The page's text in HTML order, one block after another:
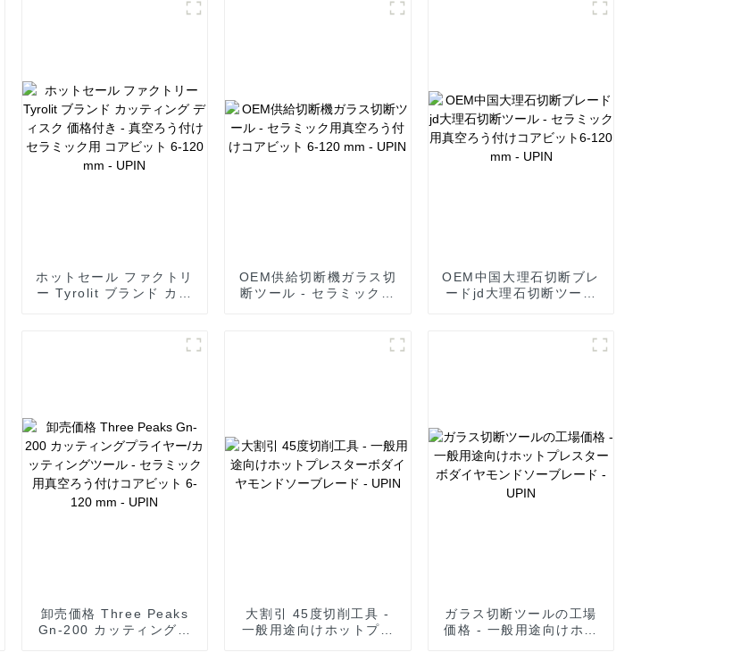
ホットセール ファクトリ
ー Tyrolit ブランド カッ
ミック用 コアビット 6-
OEM供給切断機ガラス切
断ツール - セラミック用
OEM中国大理石切断ブレ
ードjd大理石切断ツール
卸売価格 Three Peaks
Gn-200 カッティングプ
大割引 45度切削工具 -
一般用途向けホットプレ
ガラス切断ツールの工場
価格 - 一般用途向けホッ